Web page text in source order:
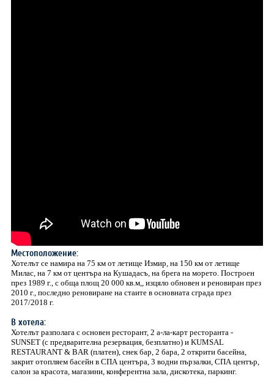
Местоположение:
Хотелът се намира на 75 км от летище Измир, на 150 км от летище
Милас, на 7 км от центъра на Кушадасъ, на брега на морето. Построен
през 1989 г., с обща площ 20 000 кв.м,, изцяло обновен и реновиран през
2010 г., последно реновиране на стаите в основната сграда през
2017/2018 г.
В хотела:
Хотелът разполага с основен ресторант, 2 а-ла-карт ресторанта -
SUNSET (с предварителна резервация, безплатно) и KUMSAL
RESTAURANT & BAR (платен), снек бар, 2 бара, 2 открити басейна,
закрит отопляем басейн в СПА центъра, 3 водни пързалки, СПА център,
салон за красота, магазини, конферентна зала, дискотека, паркинг.